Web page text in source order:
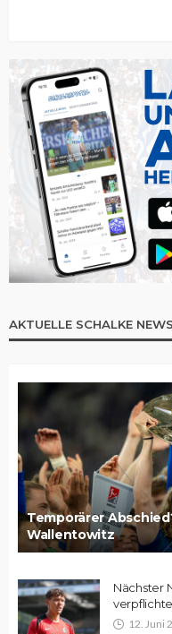
AKTUELLE SCHALKE NEWS
Temporärer
Wallentowitz
Nächster
12. Juni